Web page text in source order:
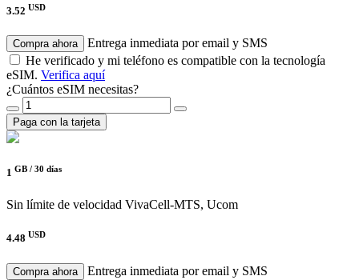
3.52 USD
Compra ahora
Entrega inmediata por email y SMS
He verificado y mi teléfono es compatible con la tecnología
eSIM. Verifica aquí
¿Cuántos eSIM necesitas?
Paga con la tarjeta
1 GB / 30 días
Sin límite de velocidad VivaCell-MTS, Ucom
4.48 USD
Compra ahora
Entrega inmediata por email y SMS